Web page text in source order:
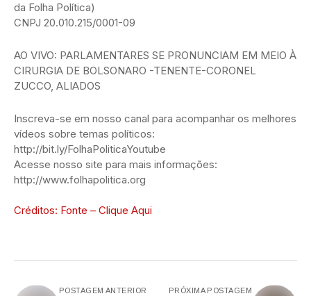
da Folha Política)
CNPJ 20.010.215/0001-09
AO VIVO: PARLAMENTARES SE PRONUNCIAM EM MEIO À
CIRURGIA DE BOLSONARO -TENENTE-CORONEL
ZUCCO, ALIADOS
Inscreva-se em nosso canal para acompanhar os melhores
vídeos sobre temas políticos:
http://bit.ly/FolhaPoliticaYoutube
Acesse nosso site para mais informações:
http://www.folhapolitica.org
Créditos: Fonte – Clique Aqui
POSTAGEM ANTERIOR PRÓXIMA POSTAGEM